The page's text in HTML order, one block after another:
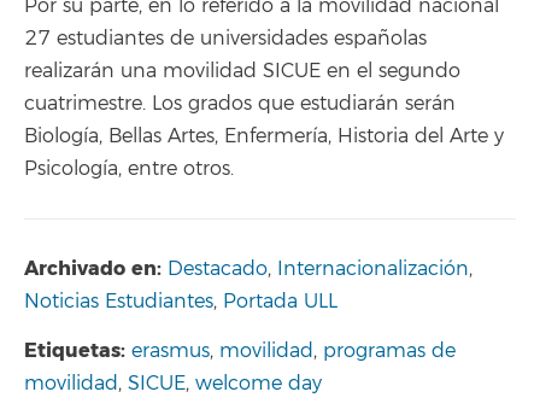
Por su parte, en lo referido a la movilidad nacional
27 estudiantes de universidades españolas
realizarán una movilidad SICUE en el segundo
cuatrimestre. Los grados que estudiarán serán
Biología, Bellas Artes, Enfermería, Historia del Arte y
Psicología, entre otros.
Archivado en: Destacado, Internacionalización,
Noticias Estudiantes, Portada ULL
Etiquetas: erasmus, movilidad, programas de
movilidad, SICUE, welcome day